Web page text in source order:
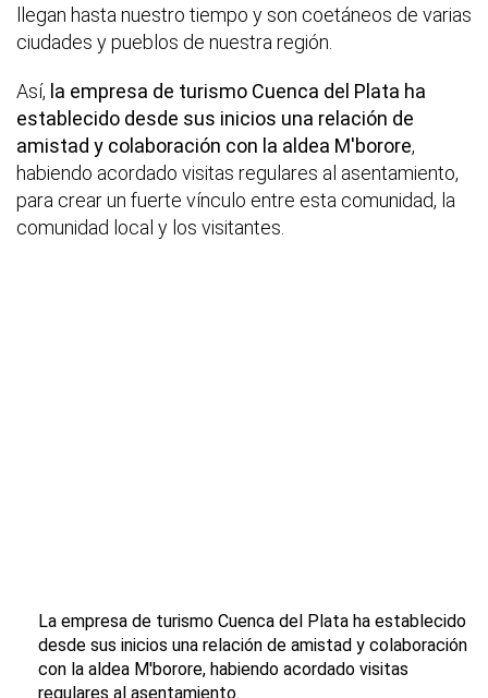
llegan hasta nuestro tiempo y son coetáneos de varias
ciudades y pueblos de nuestra región.
Así, la empresa de turismo Cuenca del Plata ha
establecido desde sus inicios una relación de
amistad y colaboración con la aldea M'borore,
habiendo acordado visitas regulares al asentamiento,
para crear un fuerte vínculo entre esta comunidad, la
comunidad local y los visitantes.
La empresa de turismo Cuenca del Plata ha establecido
desde sus inicios una relación de amistad y colaboración
con la aldea M'borore, habiendo acordado visitas
regulares al asentamiento.